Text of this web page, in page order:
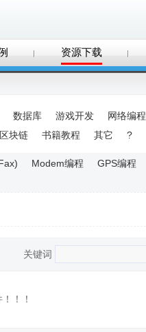
资源下载
数据库 游戏开发
网络编程
区块链 书籍教程 其它 ?
Modem编程
GPS编程
关键词
！！